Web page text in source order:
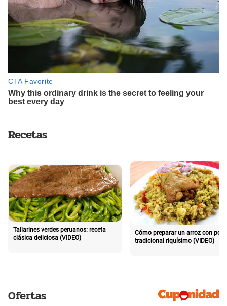
Recetas
Tallarines verdes peruanos: receta
clásica deliciosa (VIDEO)
Cómo preparar un arroz con pollo
tradicional riquísimo (VIDEO)
Ofertas